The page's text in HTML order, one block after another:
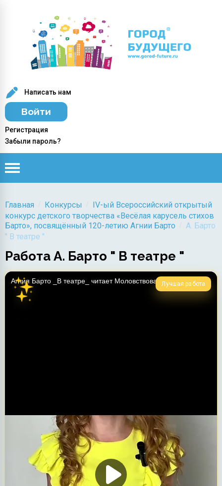
Написать нам
Войти
Регистрация
Забыли пароль?
Главная Конкурсы
IV-ый Всероссийский открытый
конкурс детского творчества «Весёлая карусель стихов
Барто», посвящённый 120-летию Агнии Барто
А. Барто
" В театре "
Работа А. Барто " В театре "
Лучшая работа